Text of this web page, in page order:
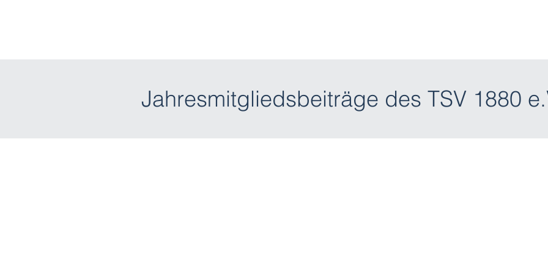
Jahresmitgliedsbeiträge des TSV 1880